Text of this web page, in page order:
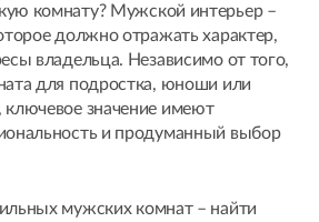
комнату? Мужской интерьер –
должно отражать характер,
владельца. Независимо от того,
для подростка, юноши или
значение имеют
и продуманный выбор
мужских комнат – найти